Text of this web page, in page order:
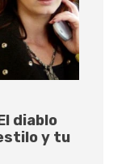
diablo
y tu